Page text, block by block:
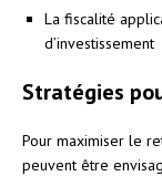
La fiscalité
d’investissement
Stratégies
Pour maximiser le
peuvent être